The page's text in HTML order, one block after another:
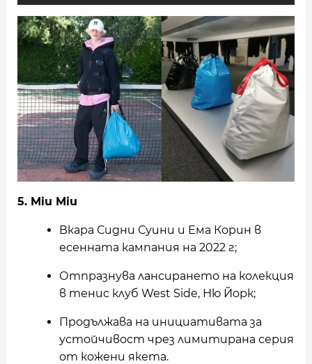
5. Miu Miu
Вкара Сидни Суини и Ема Корин в
есенната кампания на 2022 г;
Отпразнува лансирането на колекция
в тенис клуб West Side, Ню Йорк;
Продължава на инициативата за
устойчивост чрез лимитирана серия
от кожени якета.